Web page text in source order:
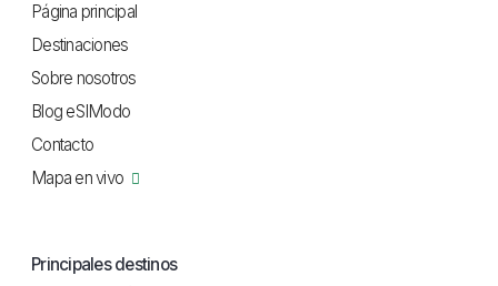
Página principal
Destinaciones
Sobre nosotros
Blog eSIModo
Contacto
Mapa en vivo
Principales destinos